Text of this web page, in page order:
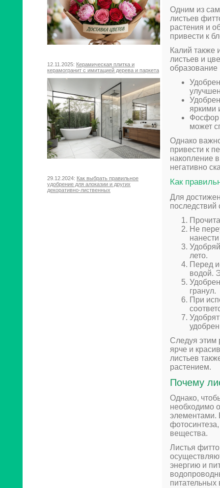
12.11.2025: Керамическая плитка и
керамогранит с имитацией дерева и паркета
29.12.2024: Как выбрать правильное
удобрение для алоказии и других
декоративно-лиственных
Одним из
листьев
растения и
привести к
Калий также
листьев и
образование
яркими
Фосфор
может
Однако
привести к
накопление
негативно
Как
Для
Не
лето.
Перед
водой.
гранул.
При
Следуя этим
ярче и
листьев
растением.
Почему
Однако,
необходимо
элементами.
вещества.
Листья
энергию и